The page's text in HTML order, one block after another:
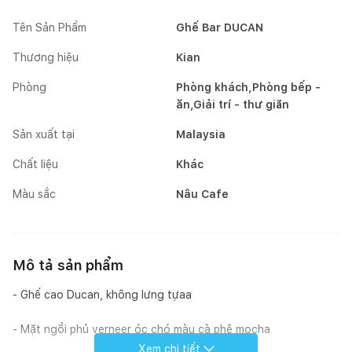
Tên Sản Phẩm Ghế Bar DUCAN
Thương hiệu Kian
Phòng
Phòng khách,Phòng bếp -
ăn,Giải trí - thư giãn
Sản xuất tại Malaysia
Chất liệu Khác
Màu sắc Nâu Cafe
Mô tả sản phẩm
- Ghế cao Ducan, không lưng tựaa
- Mặt ngồi phủ verneer óc chó màu cà phê mocha
Xem chi tiết